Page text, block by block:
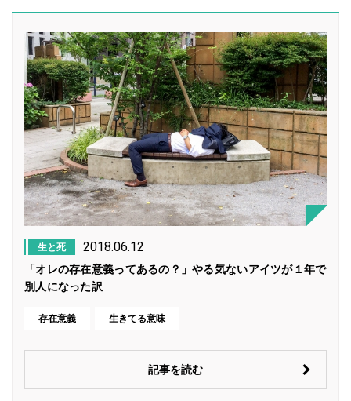
生と死 2018.06.12
「オレの存在意義ってあるの？」やる気ないアイツが１年で
別人になった訳
存在意義 生きてる意味
記事を読む